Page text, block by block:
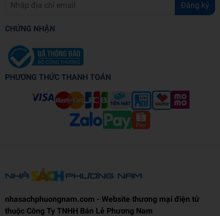
Đăng ký
CHỨNG NHẬN
PHƯƠNG THỨC THANH TOÁN
nhasachphuongnam.com - Website thương mại điện tử
thuộc Công Ty TNHH Bán Lẻ Phương Nam